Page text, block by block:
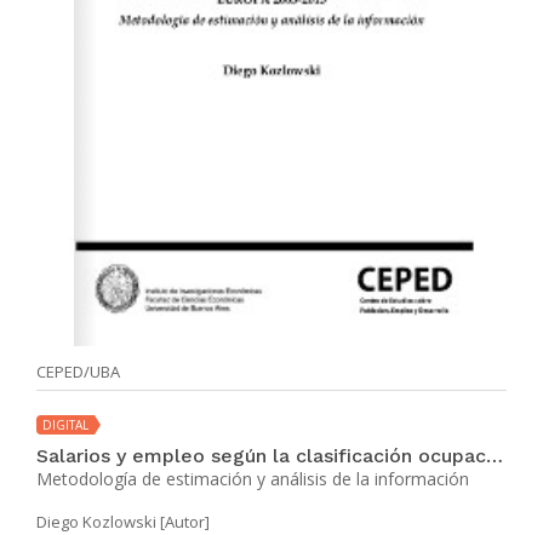
CEPED/UBA
DIGITAL
Salarios y empleo según la clasificación ocupacional. Argentina, Estados Unidos y Europa 2003-2013
Metodología de estimación y análisis de la información
Diego Kozlowski [Autor]